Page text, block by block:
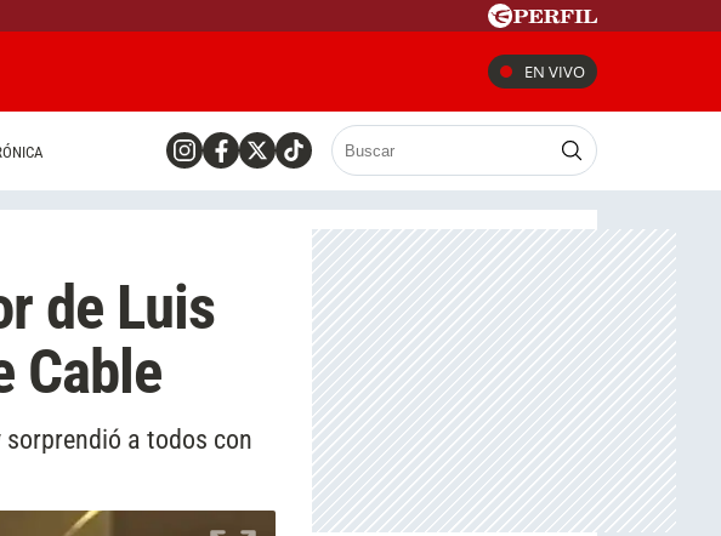
EN VIVO
de Luis
Cable
a todos con